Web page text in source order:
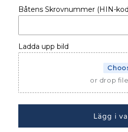
Bavaria
Bimini
Bavaria
Bimini
Båtens Skrovnummer (HIN-
Ladda upp bild
or drop
Lägg i